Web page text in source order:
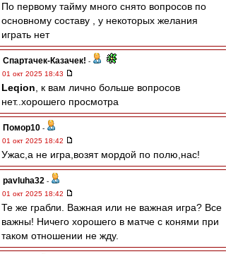
По первому тайму много снято вопросов по
основному составу , у некоторых желания
играть нет
Спартачек-Казачек! -
01 окт 2025 18:43
Leqion , к вам лично больше вопросов
нет..хорошего просмотра
Помор10 -
01 окт 2025 18:42
Ужас,а не игра,возят мордой по полю,нас!
pavluha32 -
01 окт 2025 18:42
Те же грабли. Важная или не важная игра? Все
важны! Ничего хорошего в матче с конями при
таком отношении не жду.